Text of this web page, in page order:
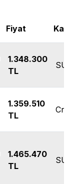
Fiyat
1.348.300
TL
SUV
1.359.510
TL
1.465.470
TL
SUV